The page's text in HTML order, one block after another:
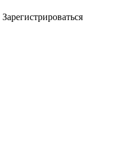
Зарегистрироваться